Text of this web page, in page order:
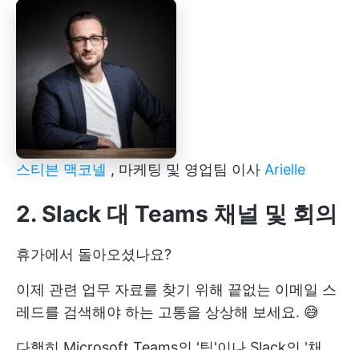
스티븐 맥코넬 , 마케팅 및 영업팀 이사 Arielle
2. Slack 대 Teams 채널 및 회의
휴가에서 돌아오셨나요?
이제 관련 업무 자료를 찾기 위해 끝없는 이메일 스
레드를 검색해야 하는 고통을 상상해 보세요. 😅